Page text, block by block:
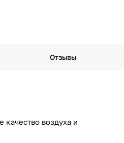
Отзывы
воздуха и